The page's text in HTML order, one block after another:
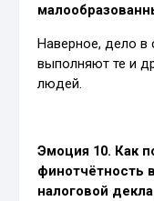
Наверное, дело в
выполняют те и
людей.
Эмоция 10. Как
финотчётность
налоговой